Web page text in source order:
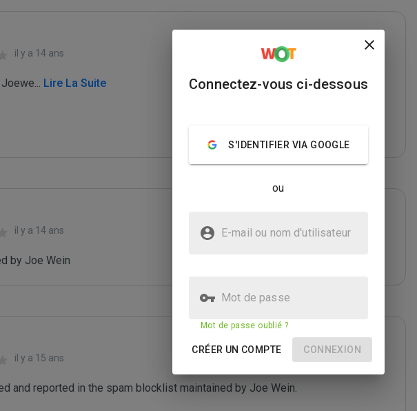
il y a 14 ans
... Lire La Suite
il y a 14 ans
by Joe Wein
il y a 15 ans
and reported in the spam blocklist maintained by Joe Wein.
Connectez-vous ci-dessous
S'IDENTIFIER VIA GOOGLE
ou
E-mail ou nom d'utilisateur
Mot de passe
Mot de passe oublié ?
CRÉER UN COMPTE CONNEXION